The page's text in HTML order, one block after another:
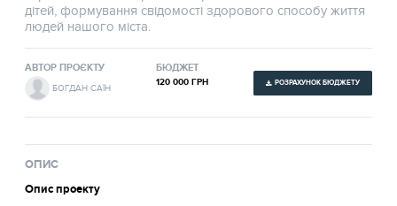
дітей, формування свідомості здорового способу життя
людей нашого міста.
АВТОР ПРОЄКТУ
БОГДАН САЇН
БЮДЖЕТ
120 000 ГРН РОЗРАХУНОК БЮДЖЕТУ
ОПИС
Опис проекту